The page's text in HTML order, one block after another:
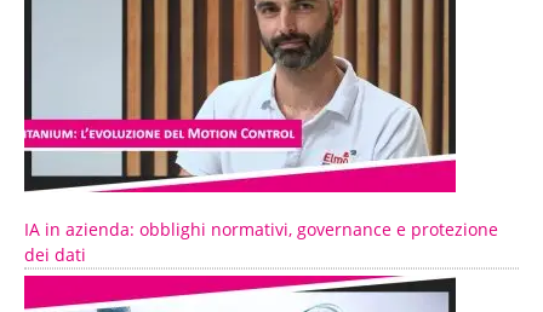
IA in azienda: obblighi normativi, governance e protezione
dei dati